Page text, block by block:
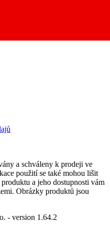
a schváleny k prodeji ve
použití se také mohou lišit
a jeho dostupnosti vám
Obrázky produktů jsou
- version 1.64.2